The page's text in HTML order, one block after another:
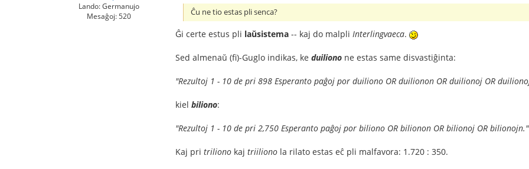
Lando: Germanujo
Mesaĝoj: 520
Ĉu ne tio estas pli senca?
Ĝi certe estus pli laŭsistema -- kaj do malpli Interlingvaeca.
Sed almenaŭ (fi)-Guglo indikas, ke duiliono ne estas same disvastiĝinta:
"Rezultoj 1 - 10 de pri 898 Esperanto paĝoj por duiliono OR duilionon OR duilionoj OR
kiel biliono:
"Rezultoj 1 - 10 de pri 2,750 Esperanto paĝoj por biliono OR bilionon OR bilionoj OR bilionojn."
Kaj pri triliono kaj triiliono la rilato estas eĉ pli malfavora: 1.720 : 350.